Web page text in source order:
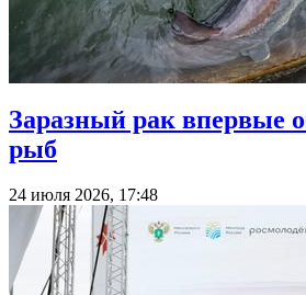
Заразный рак впервые
рыб
24 июля 2026, 17:48